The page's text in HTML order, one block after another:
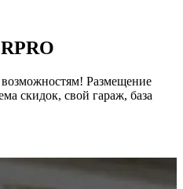
Размещение
скидок, свой гараж, база